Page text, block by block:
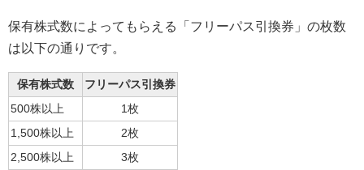
保有株式数によってもらえる「フリーパス引換券」の枚数
は以下の通りです。
保有株式数
フリーパス引換券
500株以上
1枚
1,500株以上
2枚
2,500株以上
3枚